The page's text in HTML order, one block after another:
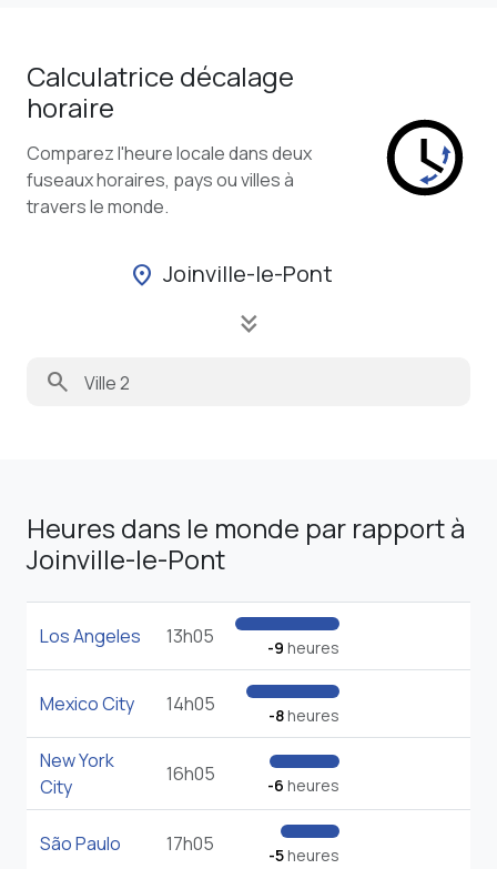
Calculatrice décalage
horaire
Comparez l'heure locale dans deux
fuseaux horaires, pays ou villes à
travers le monde.
location_on Joinville-le-Pont
keyboard_double_arrow_down
search
Heures dans le monde par rapport à
Joinville-le-Pont
Los Angeles 13h05 -9 heures
Mexico City 14h05 -8heures
New York
City
16h05 -6 heures
São Paulo 17h05 -5heures